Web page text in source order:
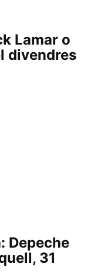
Lamar o
divendres
Depeche
31